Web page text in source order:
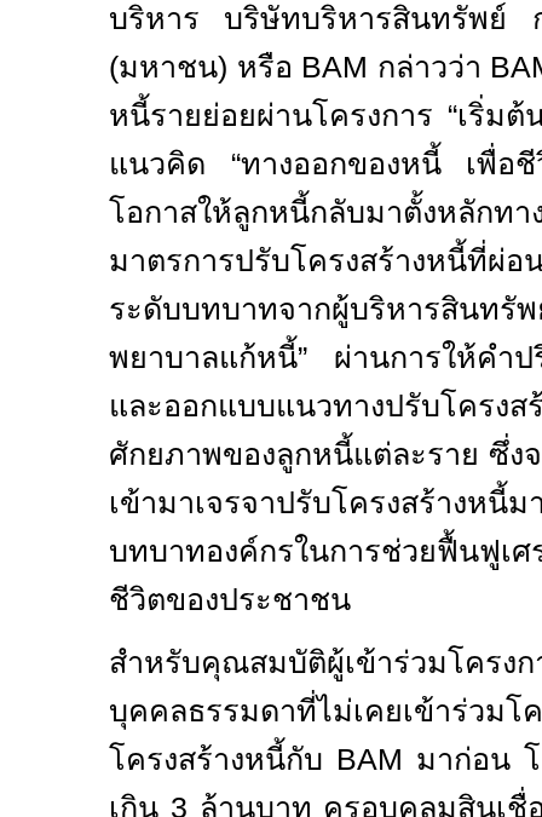
บริหาร บริษัทบริหารสินทรัพย์
(มหาชน) หรือ BAM กล่าวว่า
หนี้รายย่อยผ่านโครงการ “เริ่ม
แนวคิด “ทางออกของหนี้ เพื่อชี
โอกาสให้ลูกหนี้กลับมาตั้งหลักท
มาตรการปรับโครงสร้างหนี้ที่
ระดับบทบาทจากผู้บริหารสิน
พยาบาลแก้หนี้” ผ่านการให้คำ
และออกแบบแนวทางปรับโครงส
ศักยภาพของลูกหนี้แต่ละราย ซึ่ง
เข้ามาเจรจาปรับโครงสร้างห
บทบาทองค์กรในการช่วยฟื้นฟูเ
ชีวิตของประชาชน
สำหรับคุณสมบัติผู้เข้าร่วมโครงก
บุคคลธรรมดาที่ไม่เคยเข้
โครงสร้างหนี้กับ BAM มาก่อน
เกิน 3 ล้านบาท ครอบคลุมสินเชื่